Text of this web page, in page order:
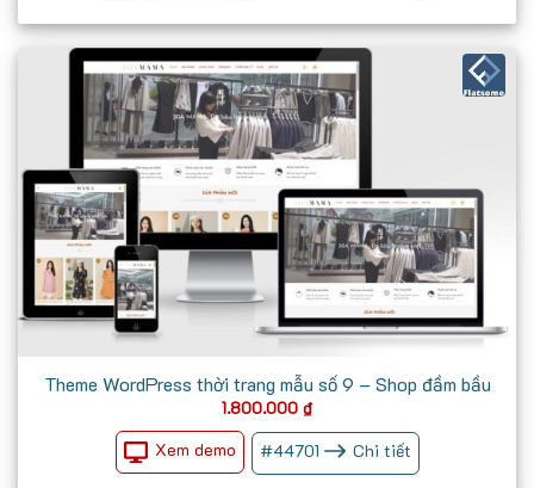
Theme WordPress thời trang mẫu số 9 – Shop đầm bầu
1.800.000 ₫
Xem demo #44701 Chi tiết